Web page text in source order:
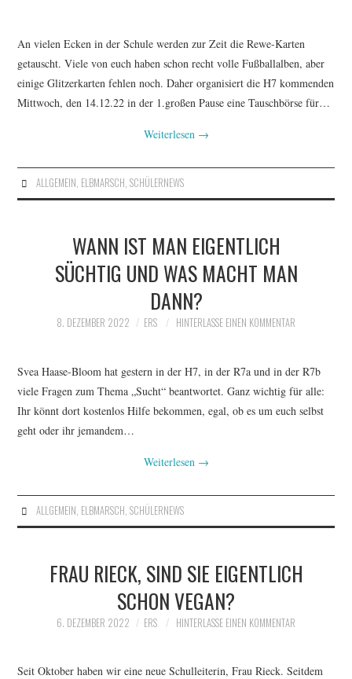
An vielen Ecken in der Schule werden zur Zeit die Rewe-Karten
getauscht. Viele von euch haben schon recht volle Fußballalben, aber
einige Glitzerkarten fehlen noch. Daher organisiert die H7 kommenden
Mittwoch, den 14.12.22 in der 1.großen Pause eine Tauschbörse für…
Weiterlesen →
ALLGEMEIN, ELBMARSCH, SCHÜLERNEWS
WANN IST MAN EIGENTLICH
SÜCHTIG UND WAS MACHT MAN
DANN?
8. DEZEMBER 2022 ERS HINTERLASSE EINEN KOMMENTAR
Svea Haase-Bloom hat gestern in der H7, in der R7a und in der R7b
viele Fragen zum Thema „Sucht“ beantwortet. Ganz wichtig für alle:
Ihr könnt dort kostenlos Hilfe bekommen, egal, ob es um euch selbst
geht oder ihr jemandem…
Weiterlesen →
ALLGEMEIN ELBMARSCH SCHÜLERNEWS
FRAU RIECK, SIND SIE EIGENTLICH
SCHON VEGAN?
6. DEZEMBER 2022 ERS HINTERLASSE EINEN KOMMENTAR
Seit Oktober haben wir eine neue Schulleiterin, Frau Rieck. Seitdem